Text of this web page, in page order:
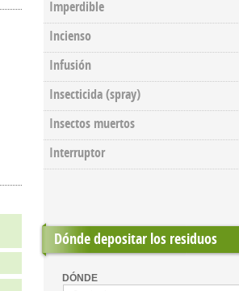
Imperdible
Incienso
Infusión
Insecticida (spray)
Insectos muertos
Interruptor
Dónde depositar los residuos
DÓNDE